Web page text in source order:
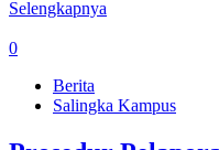
Selengkapnya
0
Berita
Salingka Kampus